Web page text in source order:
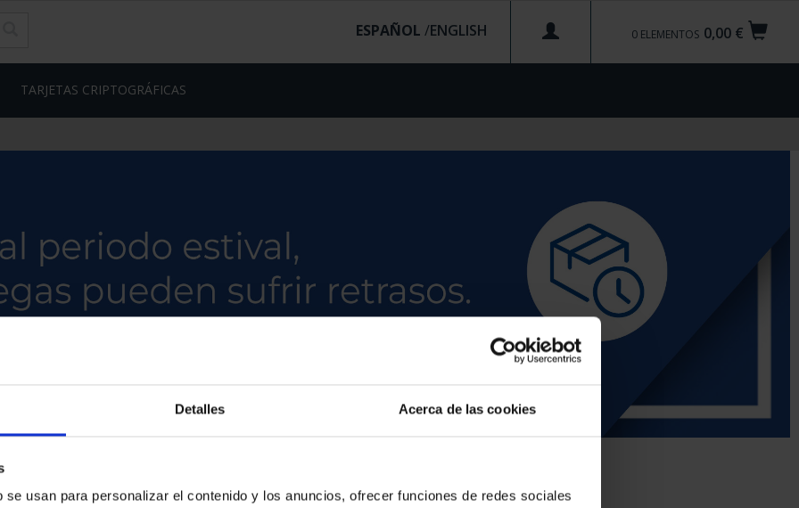
Detalles Acerca de las cookies
usan para personalizar el contenido y los anuncios, ofrecer funciones de redes sociales
0,00 €
0 ELEMENTOS
ESPAÑOL /
TARJETAS CRIPTOGRÁFICAS